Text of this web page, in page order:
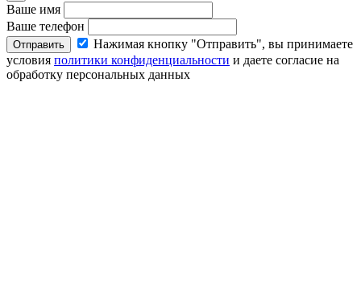
Ваше имя
Ваше телефон
Отправить
Нажимая кнопку "Отправить", вы принимаете
условия политики конфиденциальности и даете согласие на
обработку персональных данных